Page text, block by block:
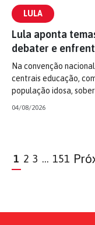
LULA
Lula aponta
debater e
Na convenção
centrais educação,
população idosa,
04/08/2026
1 2 3 … 151